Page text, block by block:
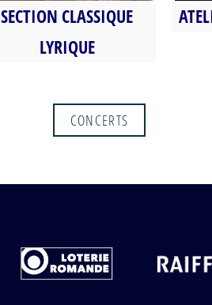
Les Chevaux de
bois - Claude
Debussy
Renaut /
Christian
Chamorel /
SECTION CLASSIQUE
LYRIQUE
CONCERTS